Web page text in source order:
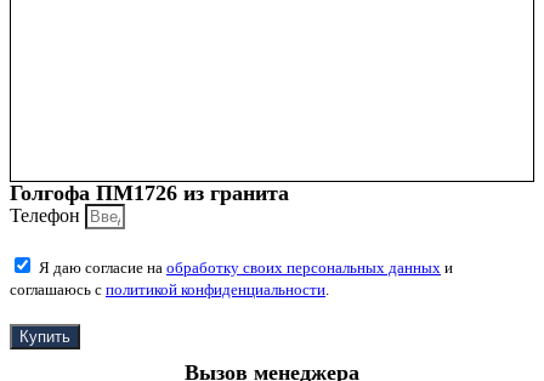
Голгофа ПМ1726 из гранита
Телефон
Я даю согласие на обработку своих персональных данных и
соглашаюсь с политикой конфиденциальности
Купить
Вызов менеджера